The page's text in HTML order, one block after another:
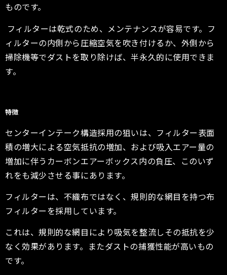
ものです。
フィルターは乾式のため、メンテナンスが容易です。フ
ィルターの内側から圧縮空気を吹き付けるか、外側から
掃除機等でダストを取り除けば、半永久的に使用できま
す。
特徴
センターインテーク構造採用の狙いは、フィルター表面
積の増大による空気抵抗の増加、および吸入エアー量の
増加に伴うカーボンエアーボックス内の負圧、このいず
れをも減少させる事にあります。
フィルターは、不織布ではなく、規則的な網目を持つ布
フィルターを採用しています。
これは、規則的な網目により吸気を整流しその抵抗を少
なく効果があります。またダストの捕獲性能が高いもの
です。